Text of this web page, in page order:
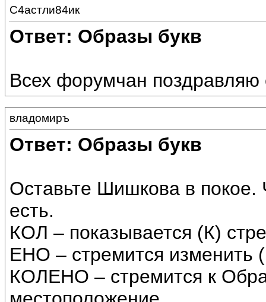
С4астли84ик
Ответ: Образы букв
Всех форумчан
владомиръ
Ответ: Образы букв
Оставьте Шишкова в покое.
есть.
КОЛ – показывается (К)
ЕНО – стремится изменить
КОЛЕНО – стремится к